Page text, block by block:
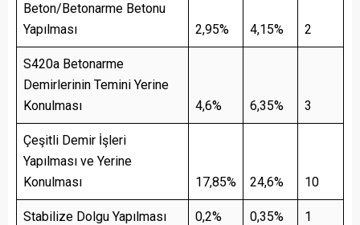
Beton/Betonarme Betonu
Yapılması
2,95% 4,15% 2
S420a Betonarme
Demirlerinin Temini Yerine
Konulması
4,6% 6,35% 3
Çeşitli Demir İşleri
Yapılması ve Yerine
Konulması
17,85% 24,6% 10
Stabilize Dolgu Yapılması 0,2% 0,35% 1